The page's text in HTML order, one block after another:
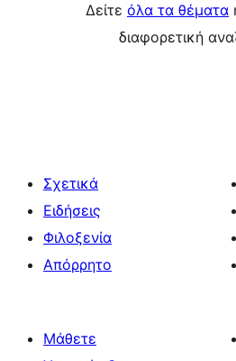
Δείτε όλα τα θέματα
διαφορετική
Σχετικά
Ειδήσεις
Φιλοξενία
Απόρρητο
Μάθετε